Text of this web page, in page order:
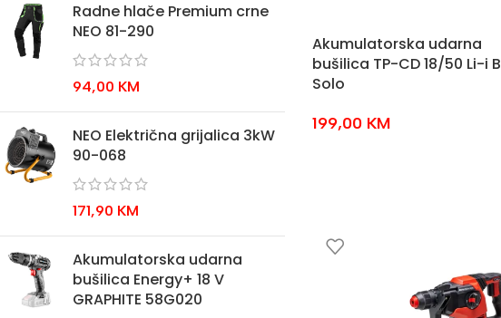
Radne hlače Premium crne
NEO 81-290
94,00 KM
NEO Električna grijalica 3kW
90-068
171,90 KM
Akumulatorska udarna
bušilica Energy+ 18 V
GRAPHITE 58G020
Akumulatorska udarna
bušilica TP-CD 18/50 Li-i
Solo
199,00 KM